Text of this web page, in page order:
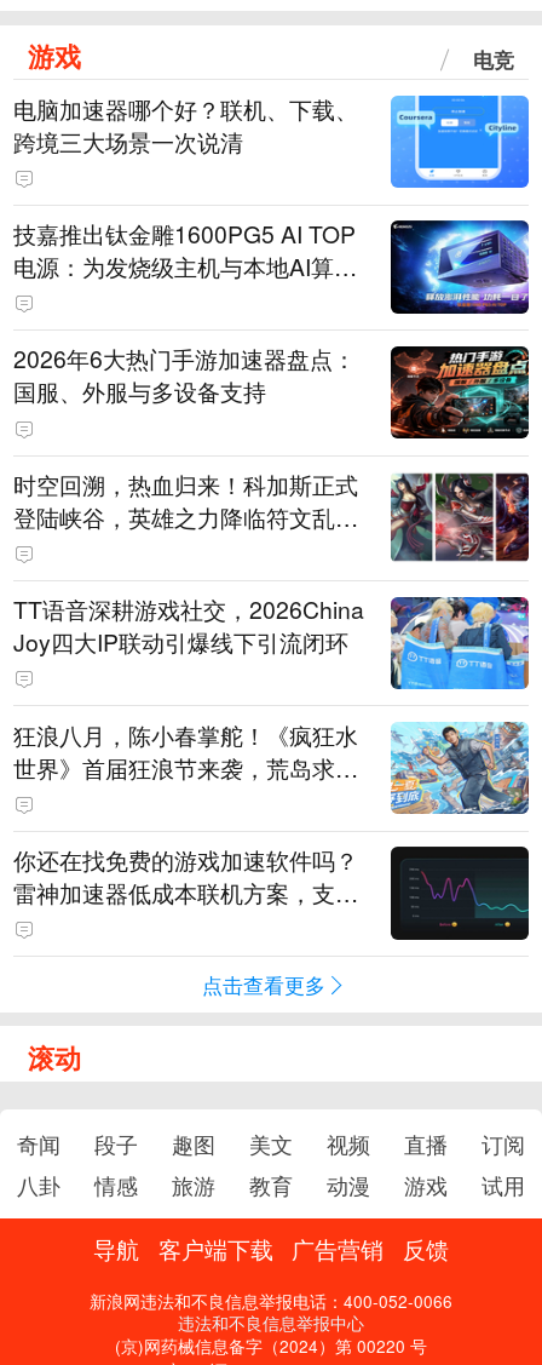
游戏 电竞
电脑加速器哪个好？联机、下载、
跨境三大场景一次说清
技嘉推出钛金雕1600PG5 AI TOP
电源：为发烧级主机与本地AI算力
打造旗舰供电方案
2026年6大热门手游加速器盘点：
国服、外服与多设备支持
时空回溯，热血归来！科加斯正式
登陆峡谷，英雄之力降临符文乱
斗！
TT语音深耕游戏社交，2026China
Joy四大IP联动引爆线下引流闭环
狂浪八月，陈小春掌舵！《疯狂水
世界》首届狂浪节来袭，荒岛求生
直播即将开启
你还在找免费的游戏加速软件吗？
雷神加速器低成本联机方案，支持
免费试用
点击查看更多
滚动
奇闻 段子 趣图 美文 视频 直播
订阅
八卦
情感 旅游 教育 动漫 游戏 试用
导航 客户端下载 广告营销 反馈
新浪网违法和不良信息举报电话：400-052-0066
违法和不良信息举报中心
(京)网药械信息备字（2024）第 00220 号